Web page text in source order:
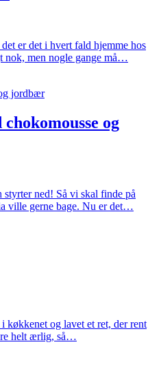
er det i hvert fald hjemme hos
nok, men nogle gange må…
og
ned! Så vi skal finde på
ville gerne bage. Nu er det…
køkkenet og lavet et ret, der rent
helt ærlig, så…